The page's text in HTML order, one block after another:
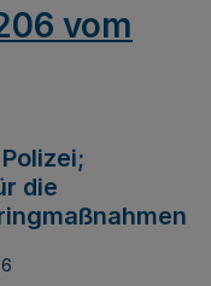
vom
die